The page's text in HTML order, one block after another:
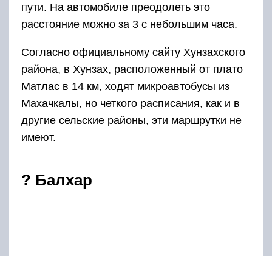
пути. На автомобиле преодолеть это
расстояние можно за 3 с небольшим часа.
Согласно официальному сайту Хунзахского
района, в Хунзах, расположенный от плато
Матлас в 14 км, ходят микроавтобусы из
Махачкалы, но четкого расписания, как и в
другие сельские районы, эти маршрутки не
имеют.
?️ Балхар